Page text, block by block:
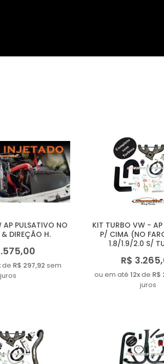
PULSATIVO NO
& DIREÇÃO H.
de R$ 297,92 sem
juros
KIT TURBO VW - AP
P/ CIMA (NO
1.8/1.9/2.0 S/
R$
ou em até12xde R$
juros